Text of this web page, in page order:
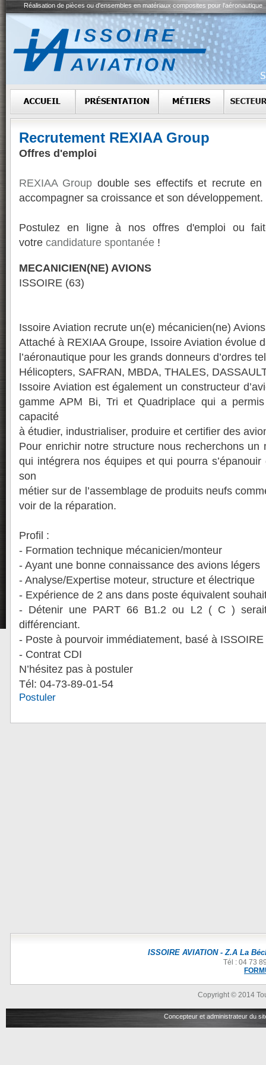
Réalisation de pièces ou d'ensembles en matériaux composites pour l'aéronautique
Recrutement REXIAA Group
Offres d'emploi
REXIAA Group double ses effectifs et recrute en
accompagner sa croissance et son développement.
Postulez en ligne à nos offres d'emploi ou
votre candidature spontanée !
MECANICIEN(NE) AVIONS
ISSOIRE (63)
Issoire Aviation recrute un(e) mécanicien(ne) Avions
Attaché à REXIAA Groupe, Issoire Aviation évolue
l’aéronautique pour les grands donneurs d’ordres
Hélicopters, SAFRAN, MBDA, THALES,
Issoire Aviation est également un constructeur
gamme APM Bi, Tri et Quadriplace qui a
capacité
à étudier, industrialiser, produire et certifier des
Pour enrichir notre structure nous recherchons un
qui intégrera nos équipes et qui pourra s’épanouir
son
métier sur de l’assemblage de produits neufs
voir de la réparation.
Profil :
- Formation technique mécanicien/monteur
- Ayant une bonne connaissance des avions légers
- Analyse/Expertise moteur, structure et électrique
- Expérience de 2 ans dans poste équivalent
- Détenir une PART 66 B1.2 ou L2 ( C )
différenciant.
- Poste à pourvoir immédiatement, basé à ISSOIRE
- Contrat CDI
N’hésitez pas à postuler
Tél: 04-73-89-01-54
Postuler
ISSOIRE AVIATION - Z.A La
Tél : 04 73
Copyright © 2014
Concepteur et administrateur du